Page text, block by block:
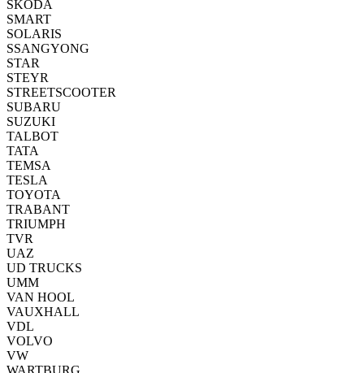
SKODA
SMART
SOLARIS
SSANGYONG
STAR
STEYR
STREETSCOOTER
SUBARU
SUZUKI
TALBOT
TATA
TEMSA
TESLA
TOYOTA
TRABANT
TRIUMPH
TVR
UAZ
UD TRUCKS
UMM
VAN HOOL
VAUXHALL
VDL
VOLVO
VW
WARTBURG